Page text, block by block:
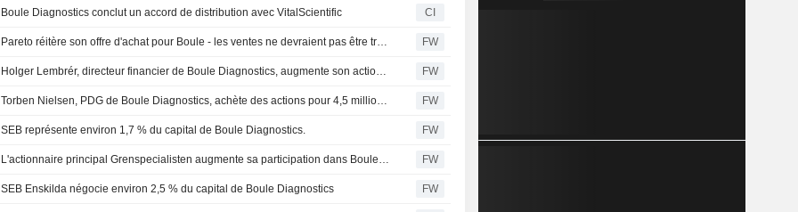
Boule Diagnostics conclut un accord de distribution avec VitalScientific CI
Pareto réitère son offre d'achat pour Boule - les ventes ne devraient pas être trop affectées par les droits de douane américains FW
Holger Lembrér, directeur financier de Boule Diagnostics, augmente son actionnariat FW
Torben Nielsen, PDG de Boule Diagnostics, achète des actions pour 4,5 millions de SEK FW
SEB représente environ 1,7 % du capital de Boule Diagnostics. FW
L'actionnaire principal Grenspecialisten augmente sa participation dans Boule Diagnostics FW
SEB Enskilda négocie environ 2,5 % du capital de Boule Diagnostics FW